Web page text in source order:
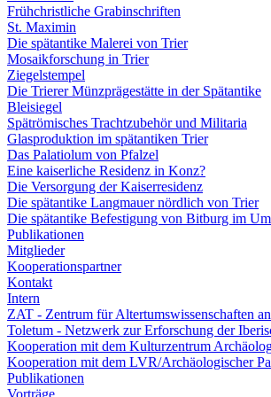
Frühchristliche Grabinschriften
St. Maximin
Die spätantike Malerei von Trier
Mosaikforschung in Trier
Ziegelstempel
Die Trierer Münzprägestätte in der Spätantike
Bleisiegel
Spätrömisches Trachtzubehör und Militaria
Glasproduktion im spätantiken Trier
Das Palatiolum von Pfalzel
Eine kaiserliche Residenz in Konz?
Die Versorgung der Kaiserresidenz
Die spätantike Langmauer nördlich von Trier
Die spätantike Befestigung von Bitburg im
Publikationen
Mitglieder
Kooperationspartner
Kontakt
Intern
ZAT - Zentrum für Altertumswissenschaften
Toletum - Netzwerk zur Erforschung der
Kooperation mit dem Kulturzentrum
Kooperation mit dem LVR/Archäologischer
Publikationen
Vorträge